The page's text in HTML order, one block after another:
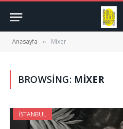
Anasayfa » Mixer
BROWSING: MIXER
İSTANBUL